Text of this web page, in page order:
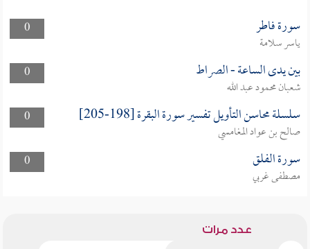
0 سورة فاطر
ياسر سلامة
0
بين يدى الساعة - الصراط
شعبان محمود عبد الله
0
سلسلة محاسن التأويل تفسير سورة البقرة [198-205]
صالح بن عواد المغامسي
0
سورة الفلق
مصطفى غربي
عدد مرات